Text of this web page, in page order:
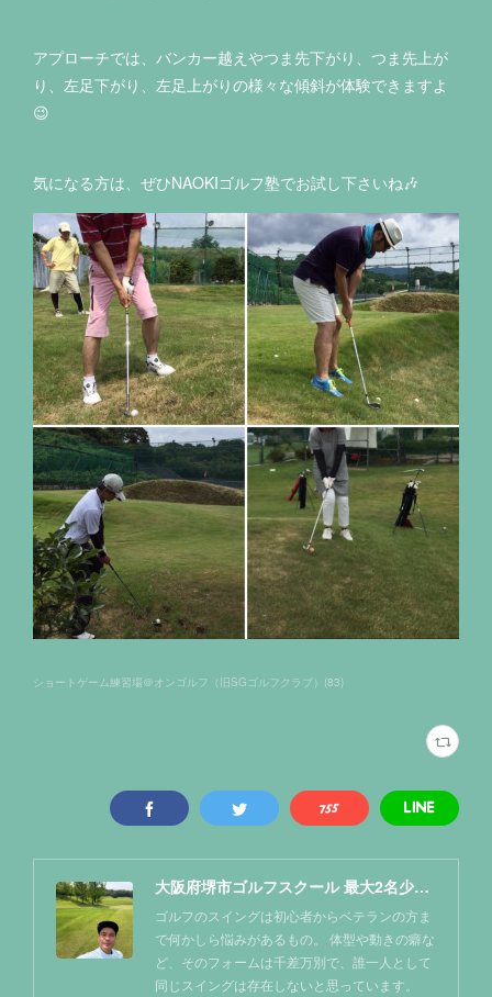
アプローチでは、バンカー越えやつま先下がり、つま先上が
り、左足下がり、左足上がりの様々な傾斜が体験できますよ
😉
気になる方は、ぜひNAOKIゴルフ塾でお試し下さいね🎶
ショートゲーム練習場＠オンゴルフ（旧SGゴルフクラブ） (83)
大阪府堺市ゴルフスクール 最大2名少人数レッスン NAOKIゴルフ塾
ゴルフのスイングは初心者からベテランの方ま
で何かしら悩みがあるもの。 体型や動きの癖な
ど、そのフォームは千差万別で、誰一人として
同じスイングは存在しないと思っています。